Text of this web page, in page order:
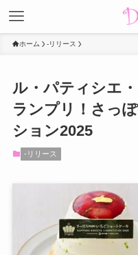
ホーム -リリース
ル・パティシエ
ランプリ！さっ
ション2025
-リリース